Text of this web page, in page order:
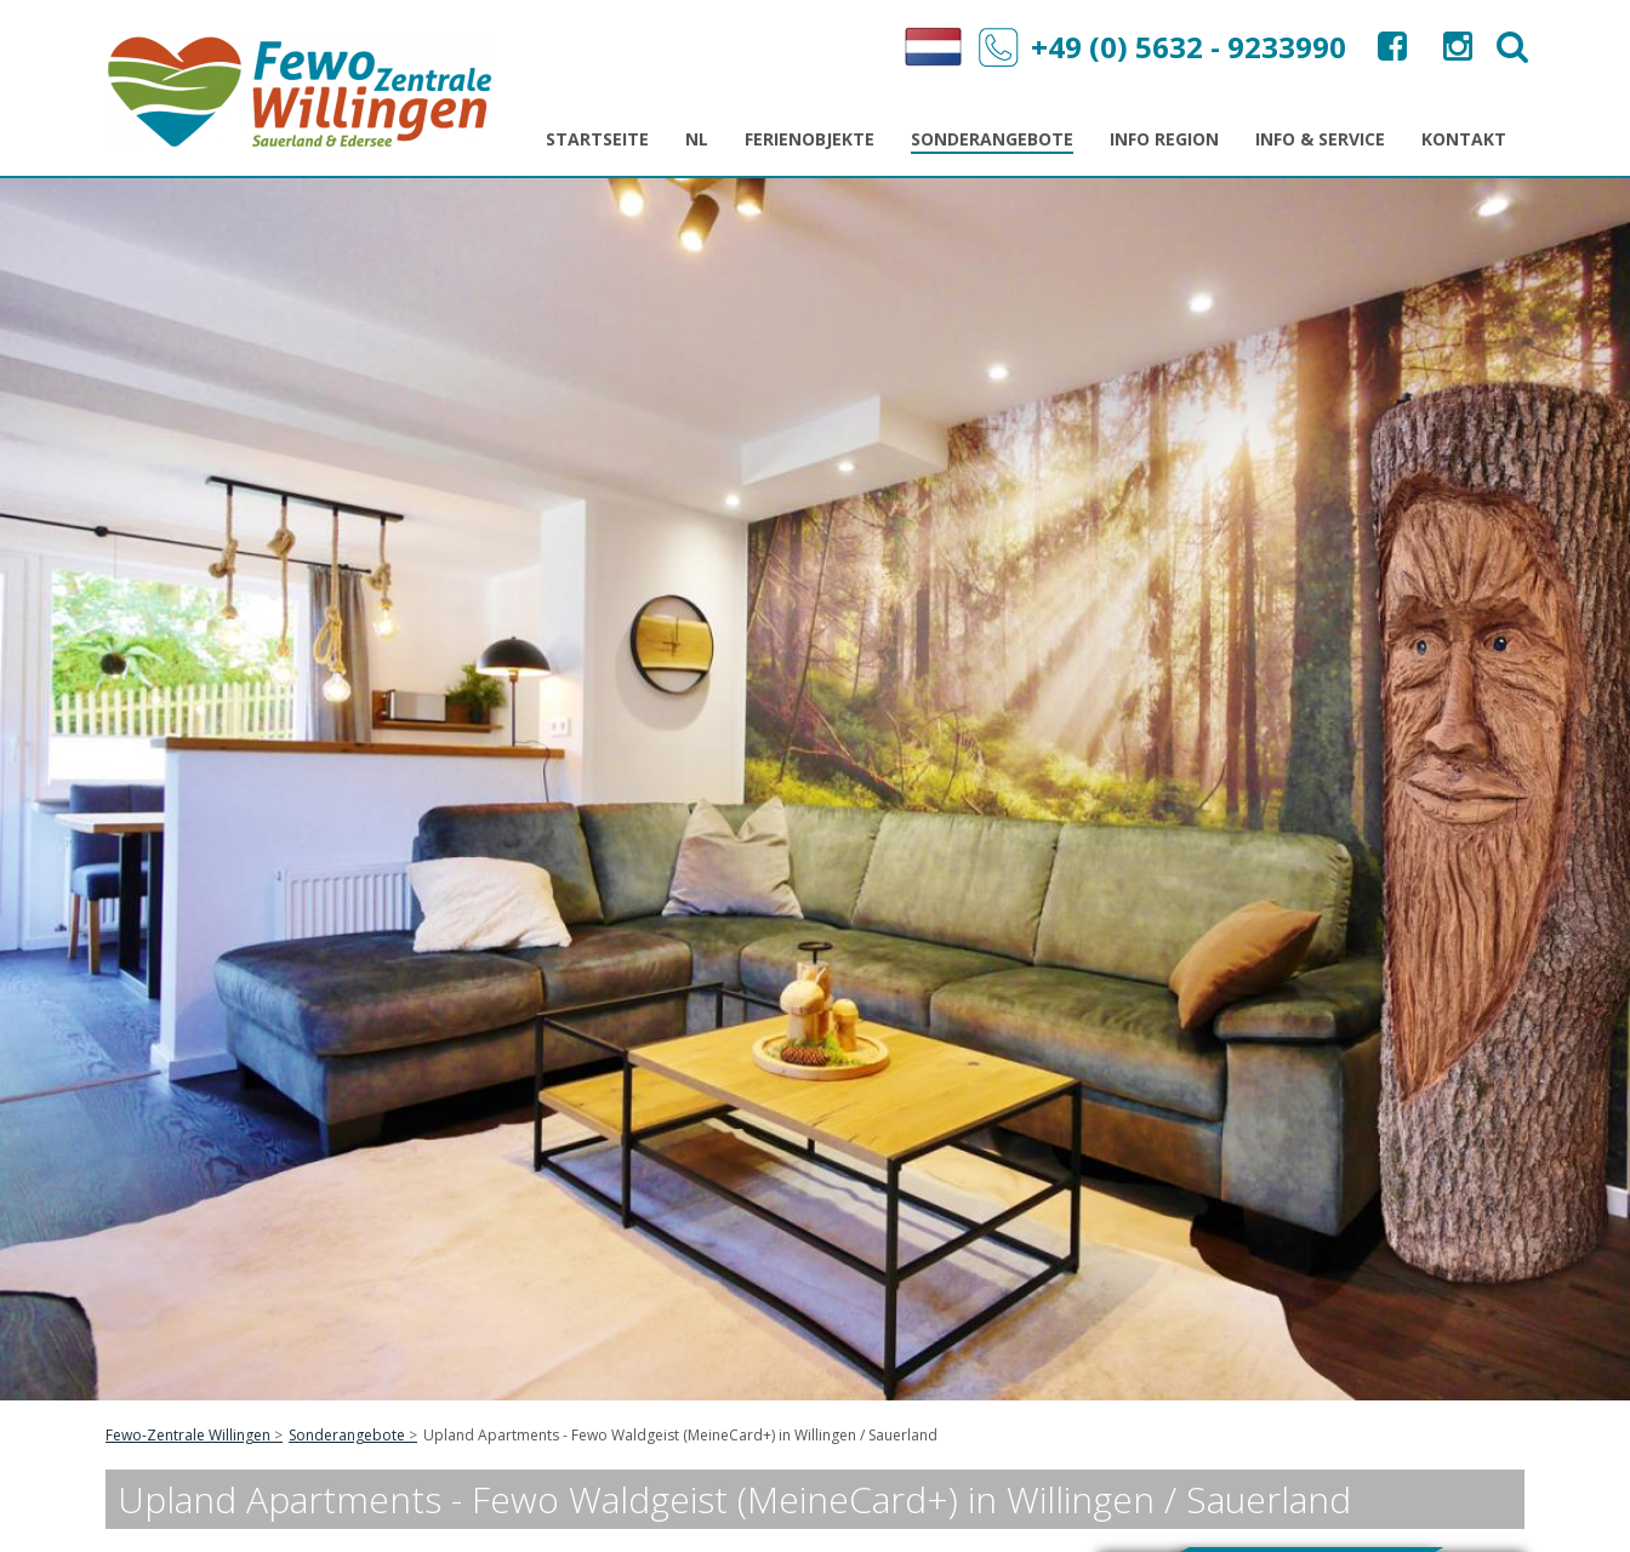
STARTSEITE NL FERIENOBJEKTE SONDERANGEBOTE INFO REGION INFO & SERVICE KONTAKT
+49 (0) 5632 - 9233990
Fewo-Zentrale Willingen Sonderangebote Upland Apartments - Fewo Waldgeist (MeineCard+) in Willingen / Sauerland
Upland Apartments - Fewo Waldgeist (MeineCard+) in Willingen / Sauerland